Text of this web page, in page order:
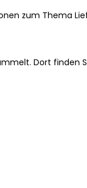
zum Thema
Dort